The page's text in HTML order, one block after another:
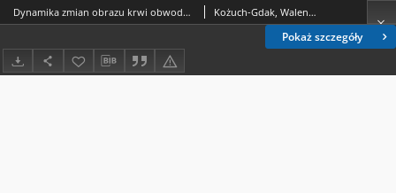
Pokaż szczegóły
Dynamika zmian obrazu krwi obwodowej w czasie radykalnego leczenia napromienianiem chorych na raka szyjki macicy Kożuch-Gdak, Walentyna